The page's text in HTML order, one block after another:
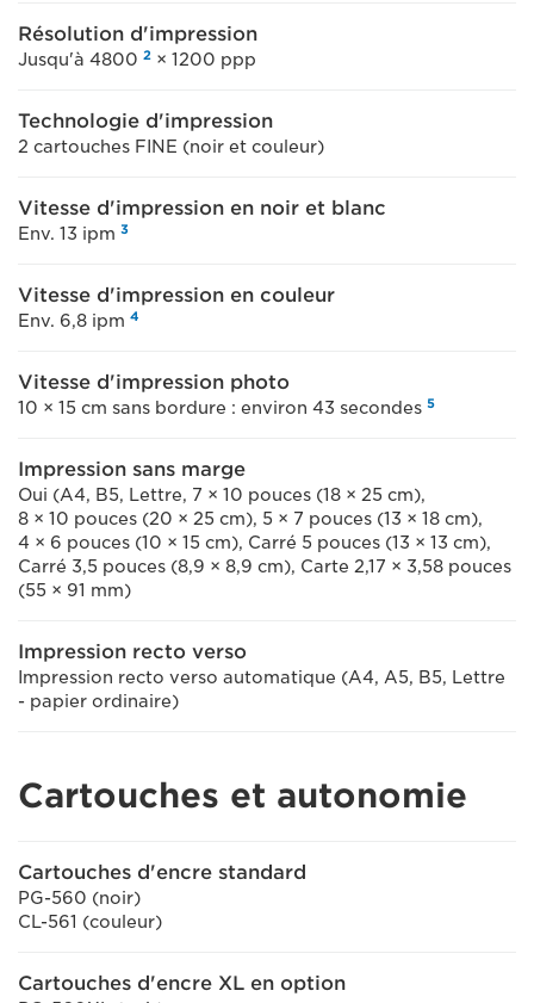
Résolution d'impression
Jusqu'à 4800 2 × 1200 ppp
Technologie d'impression
2 cartouches FINE (noir et couleur)
Vitesse d'impression en noir et blanc
Env. 13 ipm 3
Vitesse d'impression en couleur
Env. 6,8 ipm 4
Vitesse d'impression photo
10 × 15 cm sans bordure : environ 43 secondes 5
Impression sans marge
Oui (A4, B5, Lettre, 7 × 10 pouces (18 × 25 cm),
8 × 10 pouces (20 × 25 cm), 5 × 7 pouces (13 × 18 cm),
4 × 6 pouces (10 × 15 cm), Carré 5 pouces (13 × 13 cm),
Carré 3,5 pouces (8,9 × 8,9 cm), Carte 2,17 × 3,58 pouces
(55 × 91 mm)
Impression recto verso
Impression recto verso automatique (A4, A5, B5, Lettre
- papier ordinaire)
Cartouches et autonomie
Cartouches d'encre standard
PG-560 (noir)
CL-561 (couleur)
Cartouches d'encre XL en option